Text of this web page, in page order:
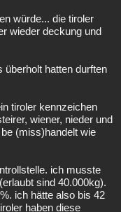
würde... die tiroler
wieder deckung und
überholt hatten durften
tiroler kennzeichen
wiener, nieder und
(miss)handelt wie
ich musste
sind 40.000kg).
ich hätte also bis 42
haben diese